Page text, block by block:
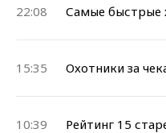
22:08 Самые быстрые
15:35 Охотники за
10:39 Рейтинг 15